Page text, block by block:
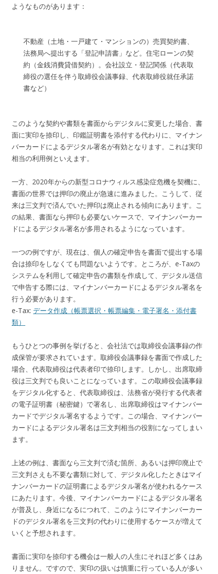
ようなものがあります：
不動産（土地・一戸建て・マンションの）売買契約書、
法務局へ提出する「登記申請書」など。住宅ローンの契
約（金銭消費貸借契約）。会社設立・登記関係（代表取
締役の選任を伴う取締役会議事録、代表取締役就任承諾
書など）
このような契約や書類を書面からデジタルに変更した場合、書
面に実印を捺印し、印鑑証明書を添付する代わりに、マイナン
バーカードによるデジタル署名が有効となります。これは実印
相当の利用例といえます。
一方、2020年からの新型コロナウィルス感染症危機を契機に、
書面の世界では押印の廃止が急速に進みました。こうして、従
来は三文判で済んでいた押印は廃止される傾向にあります。こ
の結果、書面なら押印も必要ないケースで、マイナンバーカー
ドによるデジタル署名が多用されるようになっています。
一つの例ですが、現在は、個人の確定申告を書面で提出する場
合は捺印をしなくても問題ないようです。ところが、e-Taxの
システムを利用して確定申告の書類を作成して、デジタル送信
で申告する際には、マイナンバーカードによるデジタル署名を
行う必要があります。
e-Tax: データ作成（帳票選択・帳票編集・電子署名・添付書
類）
もうひとつの事例を挙げると、会社法では取締役会議事録の作
成保管が要求されています。取締役会議事録を書面で作成した
場合、代表取締役は代表者印で捺印します。しかし、出席取締
役は三文判でも良いことになっています。この取締役会議事録
をデジタル化すると、代表取締役は、法務省が発行する代表者
の電子証明書（秘密鍵）で署名し、出席取締役はマイナンバー
カードでデジタル署名するようです。この場合、マイナンバー
カードによるデジタル署名は三文判相当の役割になってしまい
ます。
上述の例は、書面なら三文判で済む箇所、あるいは押印廃止で
三文判さえも不要な書類に対して、デジタル化したときはマイ
ナンバーカードの証明書によるデジタル署名が使われるケース
にあたります。今後、マイナンバーカードによるデジタル署名
が普及し、身近になるにつれて、このようにマイナンバーカー
ドのデジタル署名を三文判の代わりに使用するケースが増えて
いくと予想されます。
書面に実印を捺印する機会は一般人の人生にそれほど多くはあ
りません。ですので、実印の扱いは慎重に行っている人が多い